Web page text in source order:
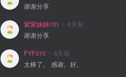
谢谢分享
紫紫姊姊101 6天前
谢谢分享
FYF010 6天前
太棒了。 感谢。好。